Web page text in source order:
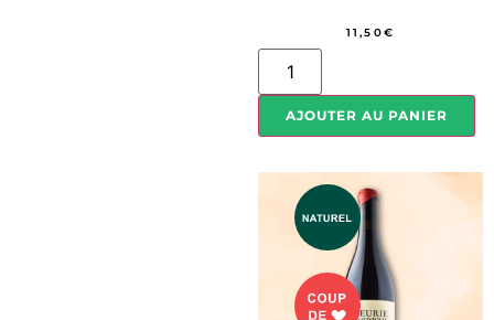
11,50€
AJOUTER AU PANIER